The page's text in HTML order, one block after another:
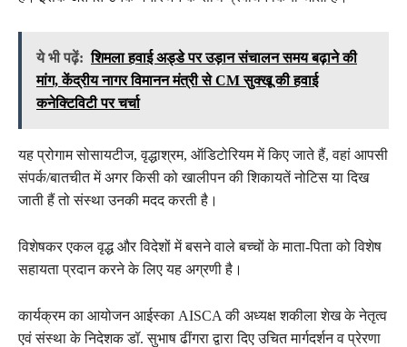
ये भी पढ़ें: शिमला हवाई अड्डे पर उड़ान संचालन समय बढ़ाने की
मांग, केंद्रीय नागर विमानन मंत्री से CM सुक्खू की हवाई
कनेक्टिविटी पर चर्चा
यह प्रोगाम सोसायटीज, वृद्धाश्रम, ऑडिटोरियम में किए जाते हैं, वहां आपसी
संपर्क/बातचीत में अगर किसी को खालीपन की शिकायतें नोटिस या दिख
जाती हैं तो संस्था उनकी मदद करती है।
विशेषकर एकल वृद्ध और विदेशों में बसने वाले बच्चों के माता-पिता को विशेष
सहायता प्रदान करने के लिए यह अग्रणी है।
कार्यक्रम का आयोजन आईस्का AISCA की अध्यक्ष शकीला शेख के नेतृत्व
एवं संस्था के निदेशक डॉ. सुभाष ढींगरा द्वारा दिए उचित मार्गदर्शन व प्रेरणा